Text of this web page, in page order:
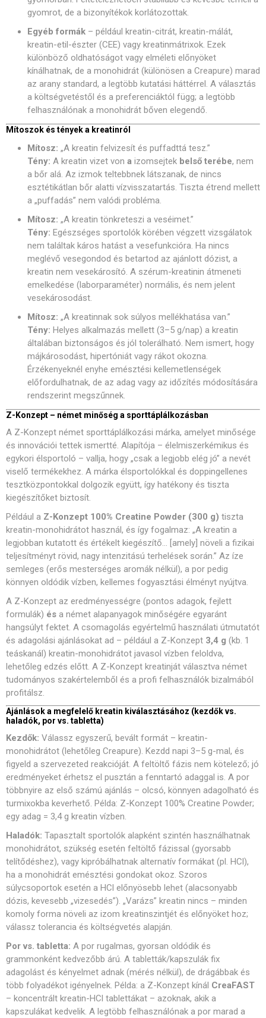
gyomrot, de a bizonyítékok korlátozottak.
Egyéb formák – például kreatin-citrát, kreatin-málát,
kreatin-etil-észter (CEE) vagy kreatinmátrixok. Ezek
különböző oldhatóságot vagy elméleti előnyöket
kínálhatnak, de a monohidrát (különösen a Creapure) marad
az arany standard, a legtöbb kutatási háttérrel. A választás
a költségvetéstől és a preferenciáktól függ; a legtöbb
felhasználónak a monohidrát bőven elegendő.
Mítoszok és tények a kreatinról
Mítosz: „A kreatin felvizesít és puffadttá tesz.”
Tény: A kreatin vizet von a izomsejtek belső terébe, nem
a bőr alá. Az izmok teltebbnek látszanak, de nincs
esztétikátlan bőr alatti vízvisszatartás. Tiszta étrend mellett
a „puffadás” nem valódi probléma.
Mítosz: „A kreatin tönkreteszi a veséimet.”
Tény: Egészséges sportolók körében végzett vizsgálatok
nem találtak káros hatást a vesefunkcióra. Ha nincs
meglévő vesegondod és betartod az ajánlott dózist, a
kreatin nem vesekárosító. A szérum-kreatinin átmeneti
emelkedése (laborparaméter) normális, és nem jelent
vesekárosodást.
Mítosz: „A kreatinnak sok súlyos mellékhatása van.”
Tény: Helyes alkalmazás mellett (3–5 g/nap) a kreatin
általában biztonságos és jól tolerálható. Nem ismert, hogy
májkárosodást, hipertóniát vagy rákot okozna.
Érzékenyeknél enyhe emésztési kellemetlenségek
előfordulhatnak, de az adag vagy az időzítés módosítására
rendszerint megszűnnek.
Z-Konzept – német minőség a sporttáplálkozásban
A Z-Konzept német sporttáplálkozási márka, amelyet minősége
és innovációi tettek ismertté. Alapítója – élelmiszerkémikus és
egykori élsportoló – vallja, hogy „csak a legjobb elég jó” a nevét
viselő termékekhez. A márka élsportolókkal és doppingellenes
tesztközpontokkal dolgozik együtt, így hatékony és tiszta
kiegészítőket biztosít.
Például a Z-Konzept 100% Creatine Powder (300 g) tiszta
kreatin-monohidrátot használ, és így fogalmaz: „A kreatin a
legjobban kutatott és értékelt kiegészítő… [amely] növeli a fizikai
teljesítményt rövid, nagy intenzitású terhelések során.” Az íze
semleges (erős mesterséges aromák nélkül), a por pedig
könnyen oldódik vízben, kellemes fogyasztási élményt nyújtva.
A Z-Konzept az eredményességre (pontos adagok, fejlett
formulák) és a német alapanyagok minőségére egyaránt
hangsúlyt fektet. A csomagolás egyértelmű használati útmutatót
és adagolási ajánlásokat ad – például a Z-Konzept 3,4 g (kb. 1
teáskanál) kreatin-monohidrátot javasol vízben feloldva,
lehetőleg edzés előtt. A Z-Konzept kreatinját választva német
tudományos szakértelemből és a profi felhasználók bizalmából
profitálsz.
Ajánlások a megfelelő kreatin kiválasztásához (kezdők vs.
haladók, por vs. tabletta)
Kezdők: Válassz egyszerű, bevált formát – kreatin-
monohidrátot (lehetőleg Creapure). Kezdd napi 3–5 g-mal, és
figyeld a szervezeted reakcióját. A feltöltő fázis nem kötelező; jó
eredményeket érhetsz el pusztán a fenntartó adaggal is. A por
többnyire az első számú ajánlás – olcsó, könnyen adagolható és
turmixokba keverhető. Példa: Z-Konzept 100% Creatine Powder;
egy adag = 3,4 g kreatin vízben.
Haladók: Tapasztalt sportolók alapként szintén használhatnak
monohidrátot, szükség esetén feltöltő fázissal (gyorsabb
telítődéshez), vagy kipróbálhatnak alternatív formákat (pl. HCl),
ha a monohidrát emésztési gondokat okoz. Szoros
súlycsoportok esetén a HCl előnyösebb lehet (alacsonyabb
dózis, kevesebb „vizesedés”). „Varázs” kreatin nincs – minden
komoly forma növeli az izom kreatinszintjét és előnyöket hoz;
válassz tolerancia és költségvetés alapján.
Por vs. tabletta: A por rugalmas, gyorsan oldódik és
grammonként kedvezőbb árú. A tabletták/kapszulák fix
adagolást és kényelmet adnak (mérés nélkül), de drágábbak és
több folyadékot igényelnek. Példa: a Z-Konzept kínál CreaFAST
– koncentrált kreatin-HCl tablettákat – azoknak, akik a
kapszulákat kedvelik. A legtöbb felhasználónak a por marad a